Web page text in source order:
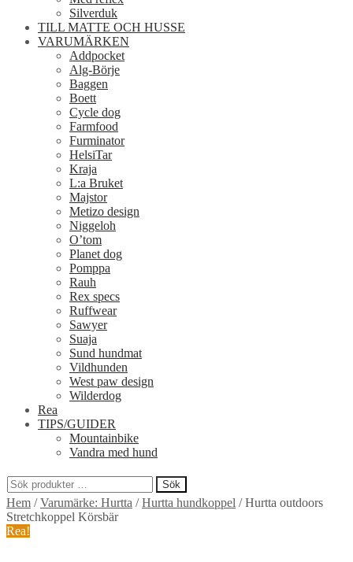
Silverduk
TILL MATTE OCH HUSSE
VARUMÄRKEN
Addpocket
Alg-Börje
Baggen
Boett
Cycle dog
Farmfood
Furminator
HelsiTar
Kraja
L:a Bruket
Majstor
Metizo design
Niggeloh
O’tom
Planet dog
Pomppa
Rauh
Rex specs
Ruffwear
Sawyer
Suaja
Sund hundmat
Vildhunden
West paw design
Wilderdog
Rea
TIPS/GUIDER
Mountainbike
Vandra med hund
Sök
efter:
Sök
Hem /Varumärke: Hurtta /Hurtta hundkoppel /Hurtta outdoors
Stretchkoppel Körsbär
Rea!